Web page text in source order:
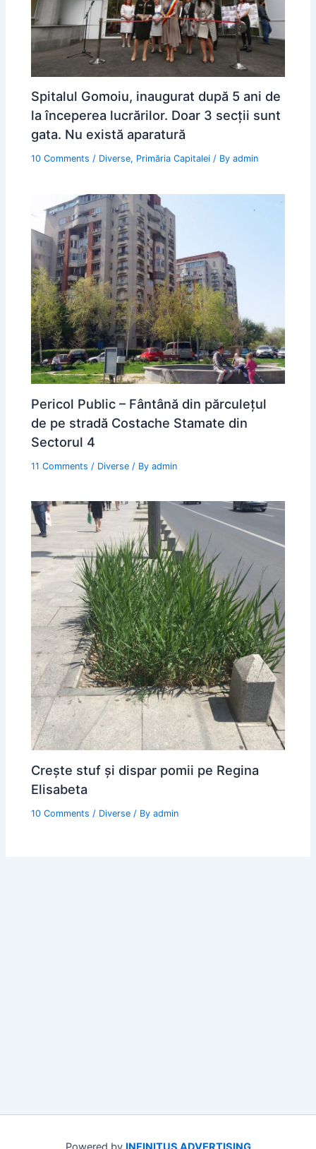
Spitalul Gomoiu, inaugurat după 5 ani de
la începerea lucrărilor. Doar 3 secţii sunt
gata. Nu există aparatură
10 Comments / Diverse, Primăria Capitalei / Byadmin
Pericol Public – Fântână din părculețul
de pe stradă Costache Stamate din
Sectorul 4
11 Comments / Diverse / Byadmin
Crește stuf și dispar pomii pe Regina
Elisabeta
10 Comments / Diverse / Byadmin